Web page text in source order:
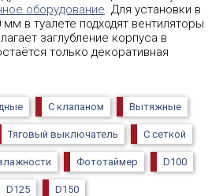
оборудование. Для установки в
в туалете подходят вентиляторы
заглубление корпуса в
только декоративная
С клапаном Вытяжные
Тяговый выключатель С сеткой
Фототаймер D100
D125 D150